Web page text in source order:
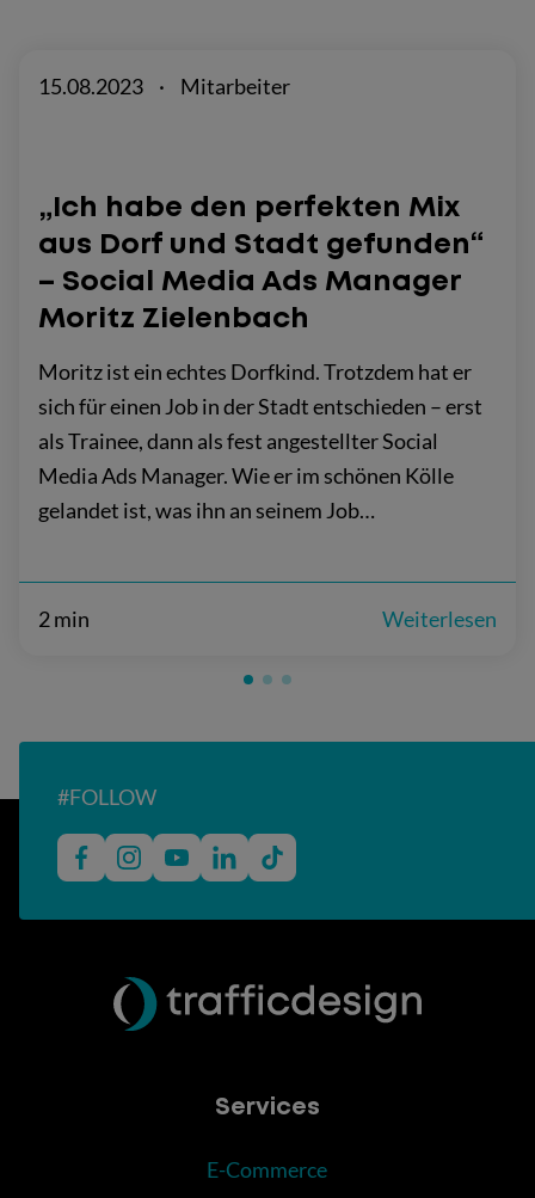
15.08.2023 · Mitarbeiter
„Ich habe den perfekten Mix
aus Dorf und Stadt gefunden“
– Social Media Ads Manager
Moritz Zielenbach
Moritz ist ein echtes Dorfkind. Trotzdem hat er
sich für einen Job in der Stadt entschieden – erst
als Trainee, dann als fest angestellter Social
Media Ads Manager. Wie er im schönen Kölle
gelandet ist, was ihn an seinem Job…
2 min Weiterlesen
#FOLLOW
Services
E-Commerce